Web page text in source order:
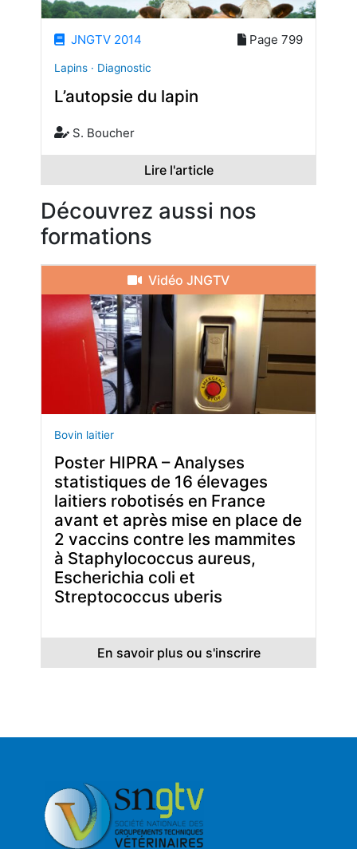
JNGTV 2014 Page 799
Lapins · Diagnostic
L’autopsie du lapin
S. Boucher
Lire l'article
Découvrez aussi nos
formations
Vidéo JNGTV
Bovin laitier
Poster HIPRA – Analyses
statistiques de 16 élevages
laitiers robotisés en France
avant et après mise en place de
2 vaccins contre les mammites
à Staphylococcus aureus,
Escherichia coli et
Streptococcus uberis
En savoir plus ou s'inscrire